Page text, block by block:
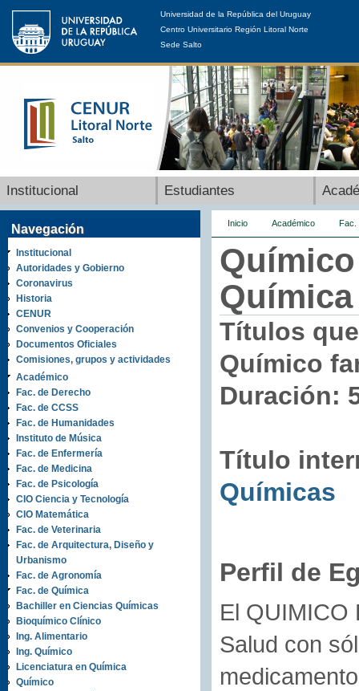
Universidad de la República del Uruguay
Centro Universitario Región Litoral Norte
Sede Salto
Institucional Estudiantes
Navegación
Institucional
Autoridades y Gobierno
Coronavirus
Historia
CENUR
Convenios y Cooperación
Documentos Oficiales
Comisiones, grupos y actividades
Académico
Fac. de Derecho
Fac. de CCSS
Fac. de Humanidades
Instituto de Música
Fac. de Enfermería
Fac. de Medicina
Fac. de Psicología
CIO Ciencia y Tecnología
CIO Matemática
Fac. de Veterinaria
Fac. de Arquitectura, Diseño y
Urbanismo
Fac. de Agronomía
Fac. de Química
Bachiller en Ciencias Químicas
Bioquímico Clínico
Ing. Alimentario
Ing. Químico
Licenciatura en Química
Químico
Inicio Académico Fac.
Química
Títulos
Químico
Duración:
Título
Químicas
Perfil de
El QUIMICO
Salud con